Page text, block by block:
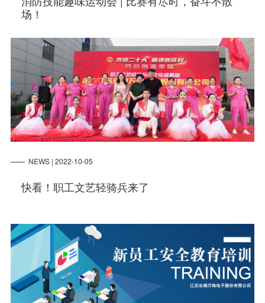
场！
NEWS | 2022-10-05
快看！职工文艺轻骑兵来了